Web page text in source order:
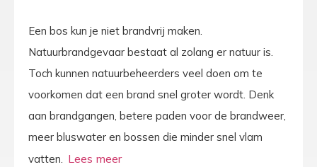
Een bos kun je niet brandvrij maken.
Natuurbrandgevaar bestaat al zolang er natuur is.
Toch kunnen natuurbeheerders veel doen om te
voorkomen dat een brand snel groter wordt. Denk
aan brandgangen, betere paden voor de brandweer,
meer bluswater en bossen die minder snel vlam
vatten.